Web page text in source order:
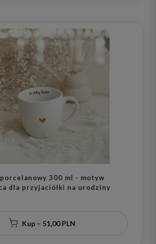
300 ml - motyw
dla przyjaciółki na urodziny
Kup – 51,00 PLN